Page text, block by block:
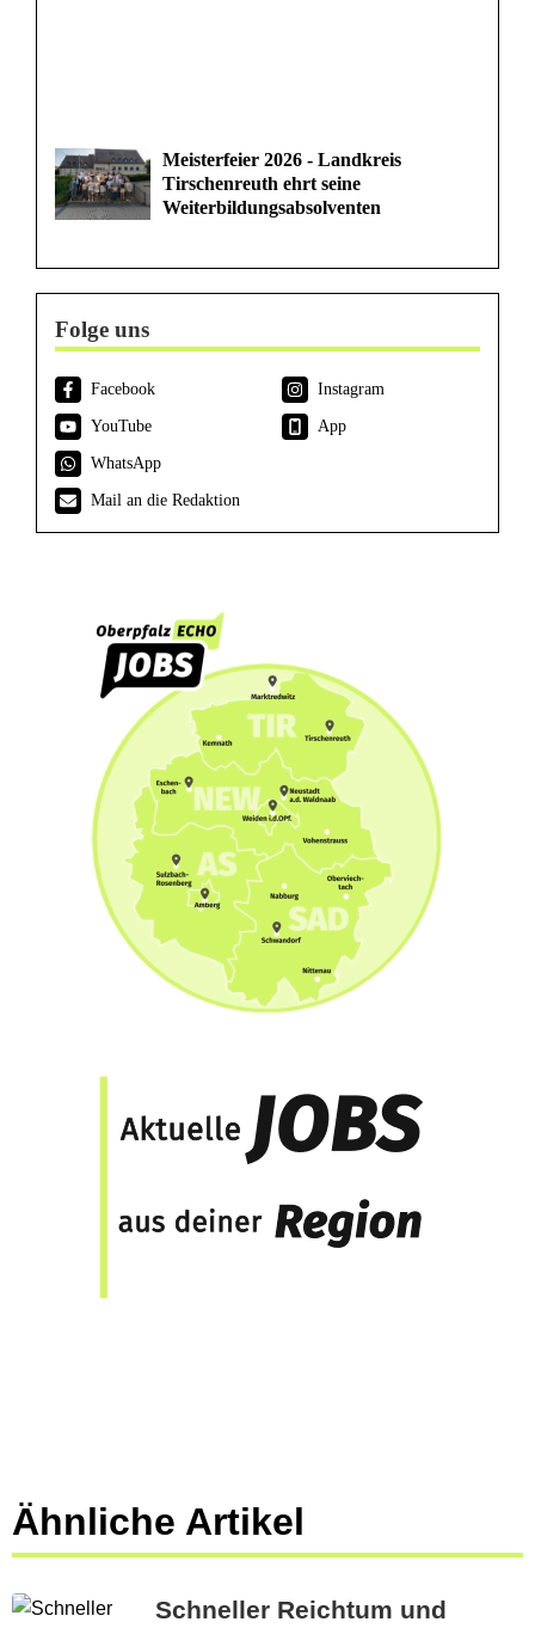
Meisterfeier 2026 - Landkreis
Tirschenreuth ehrt seine
Weiterbildungsabsolventen
Folge uns
Facebook
Instagram
YouTube
App
WhatsApp
Mail an die Redaktion
Ähnliche Artikel
Schneller Reichtum und